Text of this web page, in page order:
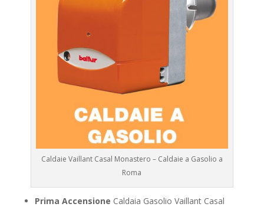
Caldaie Vaillant Casal Monastero – Caldaie a Gasolio a
Roma
Prima Accensione Caldaia Gasolio Vaillant Casal